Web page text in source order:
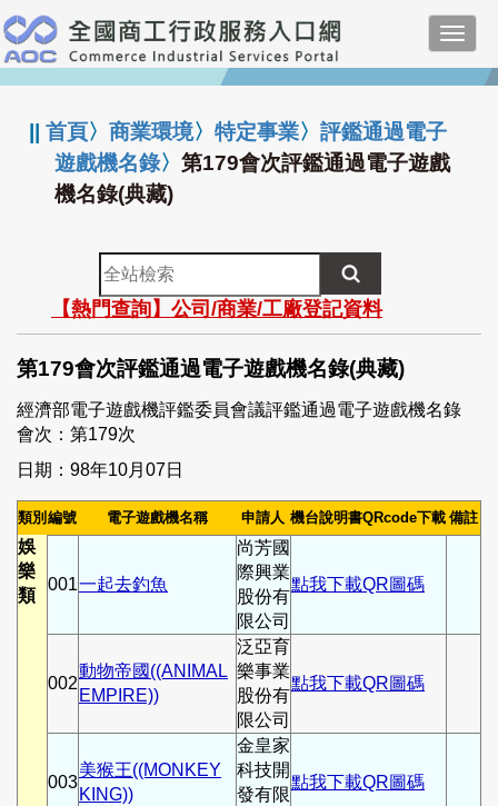
跳
到
主
要
:::
||首頁〉商業環境〉特定事業〉評鑑通過電子
遊戲機名錄〉第179會次評鑑通過電子遊戲
機名錄(典藏)
全
站
檢
索
【熱門查詢】公司/商業/工廠登記資料
第179會次評鑑通過電子遊戲機名錄(典藏)
經濟部電子遊戲機評鑑委員會議評鑑通過電子遊戲機名錄
會次：第179次
日期：98年10月07日
類別 編號 電子遊戲機名稱 申請人 機台說明書QRcode下載 備註
娛
樂
類
001一起去釣魚
尚芳國
際興業
股份有
限公司
點我下載QR圖碼
002
動物帝國((ANIMAL
EMPIRE))
泛亞育
樂事業
股份有
限公司
點我下載QR圖碼
003
美猴王((MONKEY
KING))
金皇家
科技開
發有限
點我下載QR圖碼